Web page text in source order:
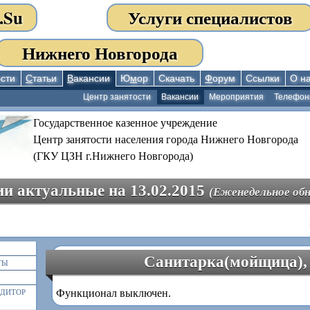
Услуги специалистов
Нижнего Новгорода
Статьи Вакансии Юмор Скачать Форум Ссылки О
Мероприятия
Вакансии
Центр занятости
Государственное казенное учреждение
Центр занятости населения города Нижнего Новгорода
(ГКУ ЦЗН г.Нижнего Новгорода)
актуальные на 13.02.2015 (Еженедельное
Санитарка(мойщица),
Функционал выключен.